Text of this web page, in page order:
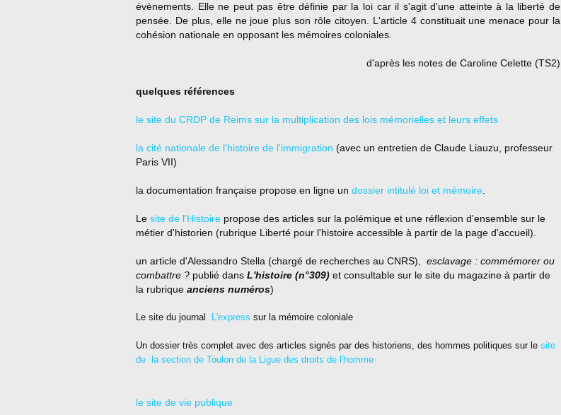
évènements. Elle ne peut pas être définie par la loi car il s'agit d'une atteinte à la liberté de
pensée. De plus, elle ne joue plus son rôle citoyen. L'article 4 constituait une menace pour la
cohésion nationale en opposant les mémoires coloniales.
d'après les notes de Caroline Celette (TS2)
quelques références
le site du CRDP de Reims sur la multiplication des lois mémorielles et leurs effets
la cité nationale de l'histoire de l'immigration (avec un entretien de Claude Liauzu, professeur
Paris VII)
la documentation française propose en ligne un dossier intitulé loi et mémoire
Le site de l'Histoire propose des articles sur la polémique et une réflexion d'ensemble sur le
métier d'historien (rubrique Liberté pour l'histoire accessible à partir de la page d'accueil).
un article d'Alessandro Stella (chargé de recherches au CNRS), esclavage : commémorer ou
combattre ? publié dans L'histoire (n°309) et consultable sur le site du magazine à partir de
la rubrique anciens numéros)
Le site du journal L'express sur la mémoire coloniale
Un dossier très complet avec des articles signés par des historiens, des hommes politiques sur le site
de
la section de Toulon de la Ligue des droits de l'homme
le site de vie publique